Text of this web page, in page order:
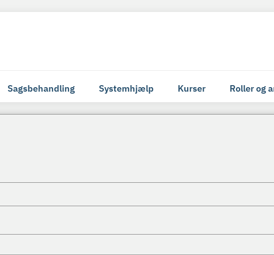
Sagsbehandling Systemhjælp Kurser Roller og